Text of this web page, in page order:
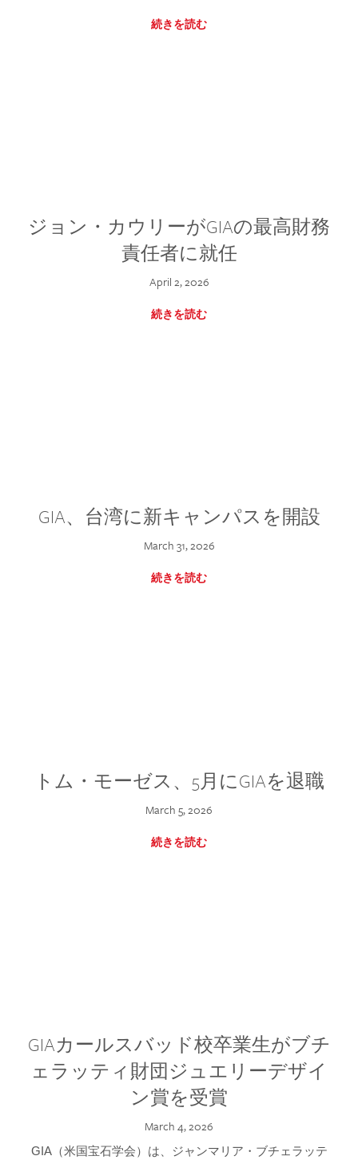
続きを読む
ジョン・カウリーがGIAの最高財務
責任者に就任
April 2, 2026
続きを読む
GIA、台湾に新キャンパスを開設
March 31, 2026
続きを読む
トム・モーゼス、5月にGIAを退職
March 5, 2026
続きを読む
GIAカールスバッド校卒業生がブチ
ェラッティ財団ジュエリーデザイ
ン賞を受賞
March 4, 2026
GIA（米国宝石学会）は、ジャンマリア・ブチェラッテ